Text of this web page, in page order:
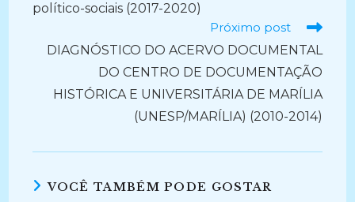
político-sociais (2017-2020)
Próximo post
DIAGNÓSTICO DO ACERVO DOCUMENTAL
DO CENTRO DE DOCUMENTAÇÃO
HISTÓRICA E UNIVERSITÁRIA DE MARÍLIA
(UNESP/MARÍLIA) (2010-2014)
VOCÊ TAMBÉM PODE GOSTAR